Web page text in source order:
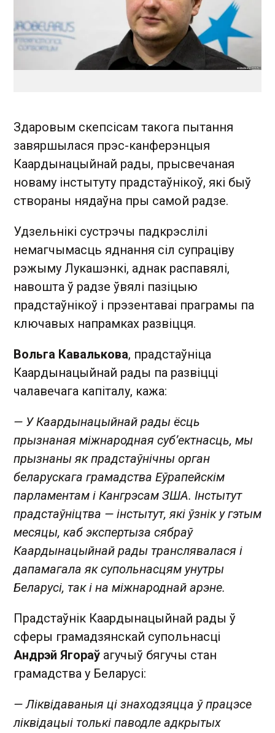
Здаровым скепсісам такога пытання
завяршылася прэс-канферэнцыя
Каардынацыйнай рады, прысвечаная
новаму інстытуту прадстаўнікоў, які быў
створаны нядаўна пры самой радзе.
Удзельнікі сустрэчы падкрэслілі
немагчымасць яднання сіл супраціву
рэжыму Лукашэнкі, аднак распавялі,
навошта ў радзе ўвялі пазіцыю
прадстаўнікоў і прэзентаваі праграмы па
ключавых напрамках развіцця.
Вольга Кавалькова, прадстаўніца
Каардынацыйнай рады па развіцці
чалавечага капіталу, кажа:
— У Каардынацыйнай рады ёсць
прызнаная міжнародная суб’ектнасць, мы
прызнаны як прадстаўнічны орган
беларускага грамадства Еўрапейскім
парламентам і Кангрэсам ЗША. Інстытут
прадстаўніцтва — інстытут, які ўзнік у гэтым
месяцы, каб экспертыза сябраў
Каардынацыйнай рады транслявалася і
дапамагала як супольнасцям унутры
Беларусі, так і на міжнароднай арэне.
Прадстаўнік Каардынацыйнай рады ў
сферы грамадзянскай супольнасці
Андрэй Ягораў агучыў бягучы стан
грамадства у Беларусі:
— Ліквідаваныя ці знаходзяцца ў працэсе
ліквідацыі толькі паводле адкрытых